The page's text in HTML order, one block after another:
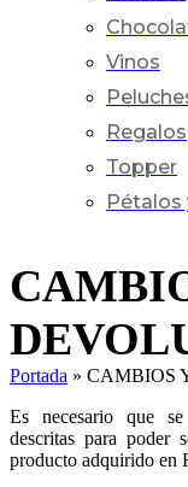
Vinos
Regalos
Topper
Pétalos
Portada » CAMBIOS
Es necesario que
descritas para poder
producto adquirido en